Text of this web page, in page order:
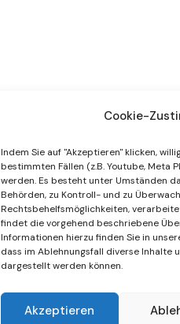
Cookie-
Indem Sie auf "Akzeptieren" klicken,
bestimmten Fällen (z.B. Youtube, Meta
werden. Es besteht unter Umständen
Behörden, zu Kontroll- und zu
Rechtsbehelfsmöglichkeiten,
findet die vorgehend beschriebene
Informationen hierzu finden Sie in
dass im Ablehnungsfall diverse Inhalte
dargestellt werden können.
Akzeptieren